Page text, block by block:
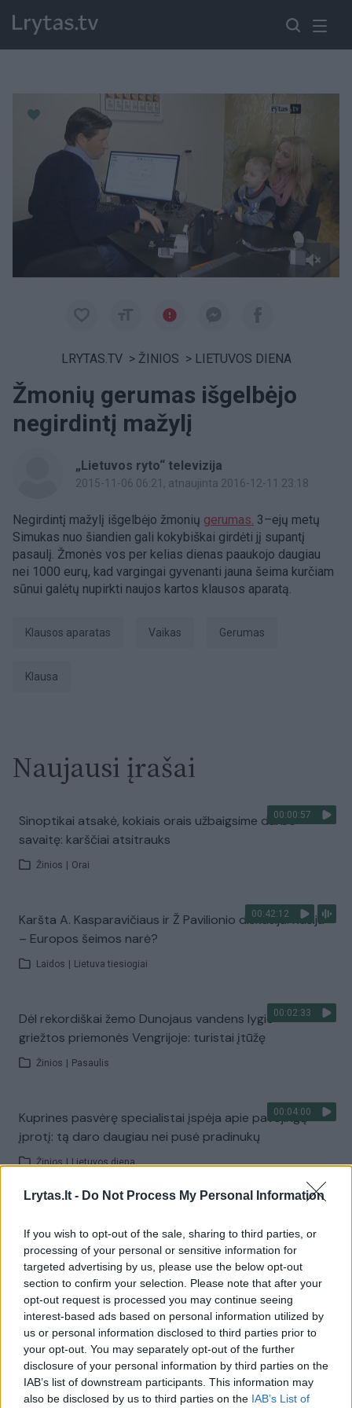
Lrytas.lt - Do Not Process My Personal Information
If you wish to opt-out of the sale, sharing to third parties, or
processing of your personal or sensitive information for
targeted advertising by us, please use the below opt-out
section to confirm your selection. Please note that after your
opt-out request is processed you may continue seeing
interest-based ads based on personal information utilized by
us or personal information disclosed to third parties prior to
your opt-out. You may separately opt-out of the further
disclosure of your personal information by third parties on the
IAB’s list of downstream participants. This information may
also be disclosed by us to third parties on the IAB’s List of
Paremkite Ukrainą
LRYTAS.TV > ŽINIOS > LIETUVOS DIENA
Žmonių gerumas išgelbėjo
negirdintį mažylį
„Lietuvos ryto“ televizija
2015-11-06 06:21 , atnaujinta 2016-12-11 23:18
Negirdintį mažylį išgelbėjo žmonių gerumas. 3–ejų metų
Simukas nuo šiandien gali kokybiškai girdėti jį supantį
pasaulį. Žmonės vos per kelias dienas paaukojo daugiau
nei 1000 eurų, kad vargingai gyvenanti jauna šeima kurčiam
sūnui galėtų nupirkti naujos kartos klausos aparatą.
klausos aparatas Vaikas gerumas
klausa
Naujausi įrašai
00:00:57
Sinoptikai atsakė, kokiais orais užbaigsime darbo
savaitę: karščiai atsitrauks
Žinios Orai
00:42:12
Karšta A. Kasparavičiaus ir Ž Pavilionio diskusija: Rusija
– Europos šeimos narė?
Laidos Lietuva tiesiogiai
00:02:33
Dėl rekordiškai žemo Dunojaus vandens lygio –
griežtos priemonės Vengrijoje: turistai įtūžę
Žinios Pasaulis
00:04:00
Kuprines pasvėrę specialistai įspėja apie pavojingą
įprotį: tą daro daugiau nei pusė pradinukų
Žinios | Lietuvos diena
Žiūrimiausi įrašai
00:00:30
Vaizdai iš tragiškos avarijos Vilniaus r.: dviejų moterų ir
vaiko gyvybių išgelbėti nepavyko